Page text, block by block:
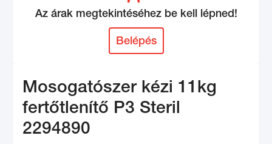
Az árak megtekintéséhez be kell lépned!
Belépés
Mosogatószer kézi 11kg
fertőtlenítő P3 Steril
2294890